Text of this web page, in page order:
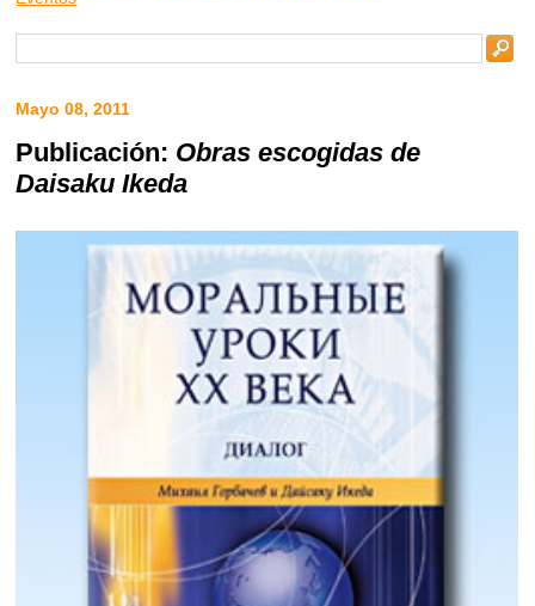
Mayo 08, 2011
Publicación: Obras escogidas de
Daisaku Ikeda